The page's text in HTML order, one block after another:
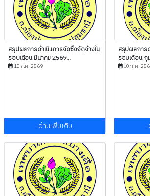
สรุปผลการดำเนินการจัดซื้อจัดจ้างใน
รอบเดือน มีนาคม 2569...
10 ก.ค. 2569
อ่านเพิ่มเติม
สรุปผลการ
รอบเดือน กุ
10 ก.ค.